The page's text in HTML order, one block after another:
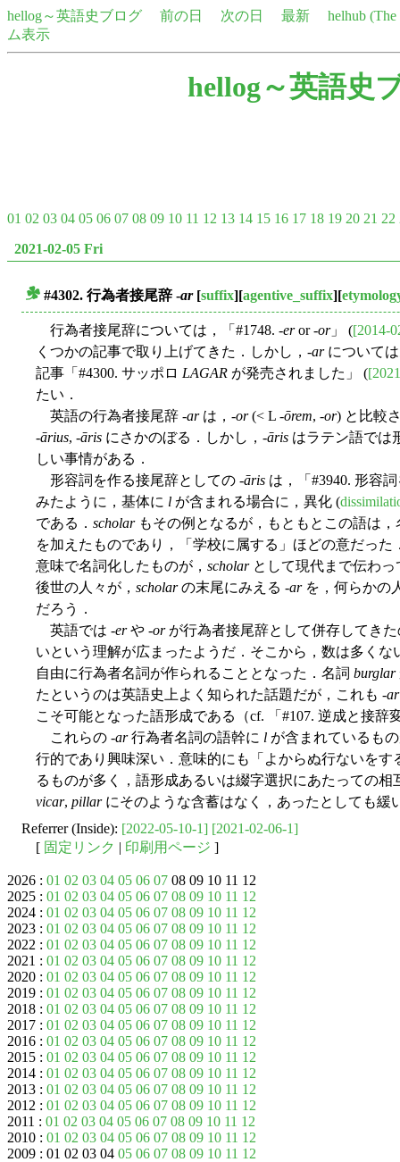
hellog～英語史ブログ 前の日 次の日 最新
helhub
ム表示
hellog～英語史
01 02 03 04 05 06 07 08 09 10 11 12 13 14 15 16 17 18 19 20 21 22
2021-02-05 Fri
#4302. 行為者接尾辞 -ar[suffix][agentive_suffix][
行為者接尾辞については，「#1748. -eror -or」 ([2014-
くつかの記事で取り上げてきた．しかし，-arについて
記事「#4300. サッポロ LAGAR が発売されました」 (
たい．
英語の行為者接尾辞 -arは，-or(< L -ōrem, -or) と比較
-ārius, -āris にさかのぼる．しかし，-āris はラテン語では
しい事情がある．
形容詞を作る接尾辞としての -āris は，「#3940. 形容
みたように，基体に l が含まれる場合に，異化 (
である． scholarもその例となるが，もともとこの語は
を加えたものであり，「学校に属する」ほどの意だっ
意味で名詞化したものが， scholarとして現代まで伝わっ
後世の人々が， scholarの末尾にみえる -arを，何らかの
だろう．
英語では -erや -orが行為者接尾辞として併存してき
いという理解が広まったようだ．そこから，数は多くな
自由に行為者名詞が作られることとなった．名詞 burglar
たというのは英語史上よく知られた話題だが，これも -ar
こそ可能となった語形成である（cf. 「#107. 逆成と接辞
これらの -ar行為者名詞の語幹に l が含まれているも
行的であり興味深い．意味的にも「よからぬ行ないを
るものが多く，語形成あるいは綴字選択にあたっての
vicar, pillarにそのような含蓄はなく，あったとしても緩
Referrer (Inside): [2022-05-10-1] [2021-02-06-1]
[ 固定リンク | 印刷用ページ ]
2026 : 01 02 03 04 05 06 07 08 09 10 11 12
2025 : 01 02 03 04 05 06 07 08 09 10 11 12
2024 : 01 02 03 04 05 06 07 08 09 10 11 12
2023 : 01 02 03 04 05 06 07 08 09 10 11 12
2022 : 01 02 03 04 05 06 07 08 09 10 11 12
2021 : 01 02 03 04 05 06 07 08 09 10 11 12
2020 : 01 02 03 04 05 06 07 08 09 10 11 12
2019 : 01 02 03 04 05 06 07 08 09 10 11 12
2018 : 01 02 03 04 05 06 07 08 09 10 11 12
2017 : 01 02 03 04 05 06 07 08 09 10 11 12
2016 : 01 02 03 04 05 06 07 08 09 10 11 12
2015 : 01 02 03 04 05 06 07 08 09 10 11 12
2014 : 01 02 03 04 05 06 07 08 09 10 11 12
2013 : 01 02 03 04 05 06 07 08 09 10 11 12
2012 : 01 02 03 04 05 06 07 08 09 10 11 12
2011 : 01 02 03 04 05 06 07 08 09 10 11 12
2010 : 01 02 03 04 05 06 07 08 09 10 11 12
2009 : 01 02 03 04 05 06 07 08 09 10 11 12